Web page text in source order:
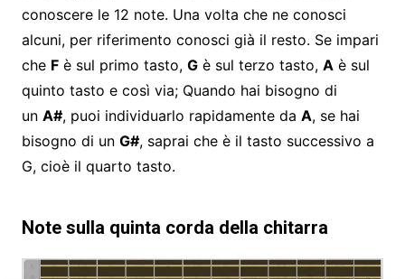
conoscere le 12 note. Una volta che ne conosci
alcuni, per riferimento conosci già il resto. Se impari
che Fè sul primo tasto, Gè sul terzo tasto, Aè sul
quinto tasto e così via; Quando hai bisogno di
un A#, puoi individuarlo rapidamente da A, se hai
bisogno di un G#, saprai che è il tasto successivo a
G, cioè il quarto tasto.
Note sulla quinta corda della chitarra